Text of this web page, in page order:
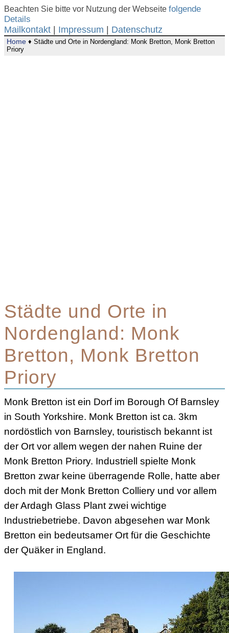
Beachten Sie bitte vor Nutzung der Webseite folgende
Details
Mailkontakt Impressum Datenschutz
Home ♦ Städte und Orte in Nordengland: Monk Bretton, Monk Bretton
Priory
Städte und Orte in
Nordengland: Monk
Bretton, Monk Bretton
Priory
Monk Bretton ist ein Dorf im Borough Of Barnsley
in South Yorkshire. Monk Bretton ist ca. 3km
nordöstlich von Barnsley, touristisch bekannt ist
der Ort vor allem wegen der nahen Ruine der
Monk Bretton Priory. Industriell spielte Monk
Bretton zwar keine überragende Rolle, hatte aber
doch mit der Monk Bretton Colliery und vor allem
der Ardagh Glass Plant zwei wichtige
Industriebetriebe. Davon abgesehen war Monk
Bretton ein bedeutsamer Ort für die Geschichte
der Quäker in England.